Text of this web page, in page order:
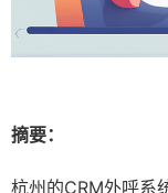
摘要：
杭州的CRM外呼系